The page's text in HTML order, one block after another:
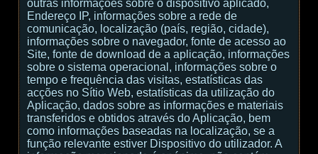
outras informações sobre o dispositivo aplicado,
Endereço IP, informações sobre a rede de
comunicação, localização (país, região, cidade),
informações sobre o navegador, fonte de acesso ao
Site, fonte de download de a aplicação, informações
sobre o sistema operacional, informações sobre o
tempo e frequência das visitas, estatísticas das
acções no Sítio Web, estatísticas da utilização do
Aplicação, dados sobre as informações e materiais
transferidos e obtidos através do Aplicação, bem
como informações baseadas na localização, se a
função relevante estiver Dispositivo do utilizador. A